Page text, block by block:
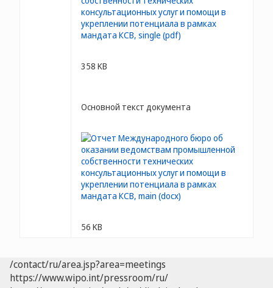
358 KB
Основной текст документа
56 KB
/contact/ru/area.jsp?area=meetings
https://www.wipo.int/pressroom/ru/